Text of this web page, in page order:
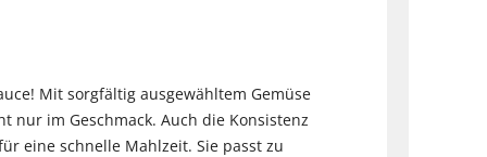
Mit sorgfältig ausgewähltem Gemüse
nur im Geschmack. Auch die Konsistenz
eine schnelle Mahlzeit. Sie passt zu